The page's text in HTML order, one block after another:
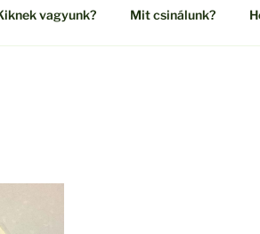
vagyunk? Mit csinálunk?